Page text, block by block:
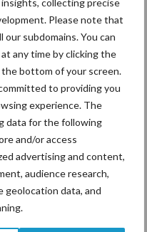
collecting precise
Please note that
subdomains. You can
any time by clicking the
bottom of your screen.
to providing you
experience. The
data for the following
and/or access
advertising and content,
audience research,
geolocation data, and
blijft
en
handel
een vaak
risicofactor